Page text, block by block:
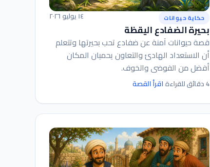
حكاية حيوانات ١٤ يوليو ٢٠٢٦
بحيرة الضفادع اليقظة
قصة حيوانات آمنة عن ضفادع تحب بحيرتها وتتعلم
أن الاستعداد الهادئ والتعاون يحميان المكان
أفضل من الفوضى والخوف.
4 دقائق للقراءة اقرأ القصة